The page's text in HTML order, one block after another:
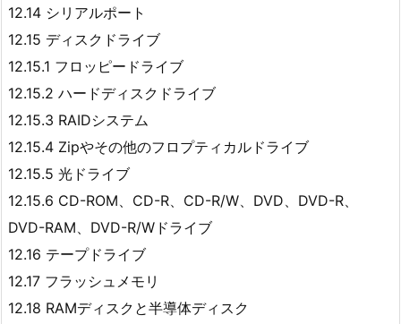
12.14 シリアルポート
12.15 ディスクドライブ
12.15.1 フロッピードライブ
12.15.2 ハードディスクドライブ
12.15.3 RAIDシステム
12.15.4 Zipやその他のフロプティカルドライブ
12.15.5 光ドライブ
12.15.6 CD-ROM、CD-R、CD-R/W、DVD、DVD-R、
DVD-RAM、DVD-R/Wドライブ
12.16 テープドライブ
12.17 フラッシュメモリ
12.18 RAMディスクと半導体ディスク